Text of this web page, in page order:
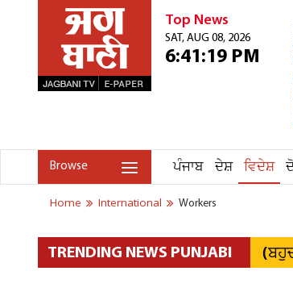
Top News
SAT, AUG 08, 2026
6:41:19 PM
Browse ਪੰਜਾਬ ਦੇਸ਼ ਵਿਦੇਸ਼
Home International Workers
TRENDING NEWS PUNJABI